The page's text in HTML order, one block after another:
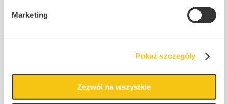
Marketing
Pokaż szczegóły
Zezwól na wszystkie
zgłosił weto oraz jakie są praktyczne konsekwencje tej decyzji.
Co zawierała zawetowana nowelizacja? – przypomnienie
kluczowych zmian W zawetowanej nowelizacji ustawy o CIT
dotyczący fundacji rodzinnych przyjęty – co się zmieni od 2026
fundacji rodzinnych i ograniczyć korzyści podatkowe, które dziś
są podstawą ich atrakcyjności. Proponowane regulacje w istotny